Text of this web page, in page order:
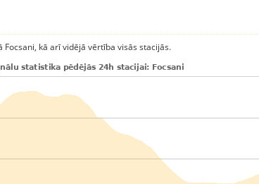
kā arī vidējā vērtība visās stacijās.